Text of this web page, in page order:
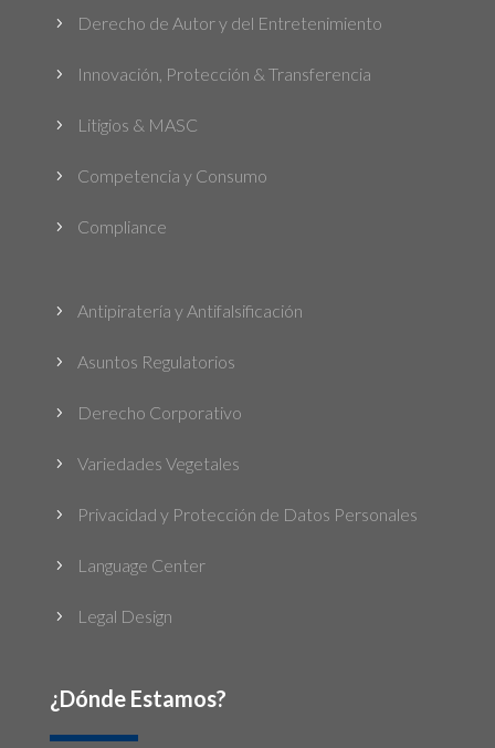
5 Derecho de Autor y del Entretenimiento
5 Innovación, Protección & Transferencia
5 Litigios & MASC
5 Competencia y Consumo
5 Compliance
5 Antipiratería y Antifalsificación
5 Asuntos Regulatorios
5 Derecho Corporativo
5 Variedades Vegetales
5 Privacidad y Protección de Datos Personales
5 Language Center
5 Legal Design
¿Dónde Estamos?